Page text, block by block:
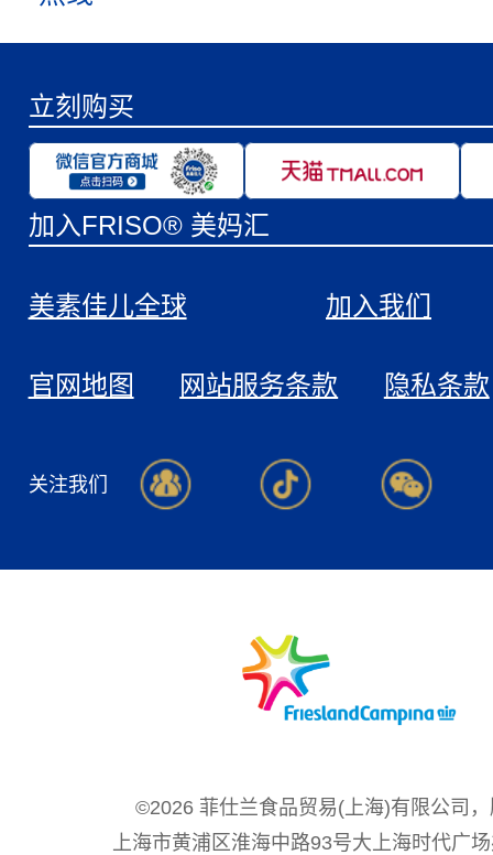
立刻购买
加入FRISO® 美妈汇
美素佳儿全球 加入我们
官网地图 网站服务条款 隐私条款
关注我们
©2026 菲仕兰食品贸易(上海)有限公司
上海市黄浦区淮海中路93号大上海时代广